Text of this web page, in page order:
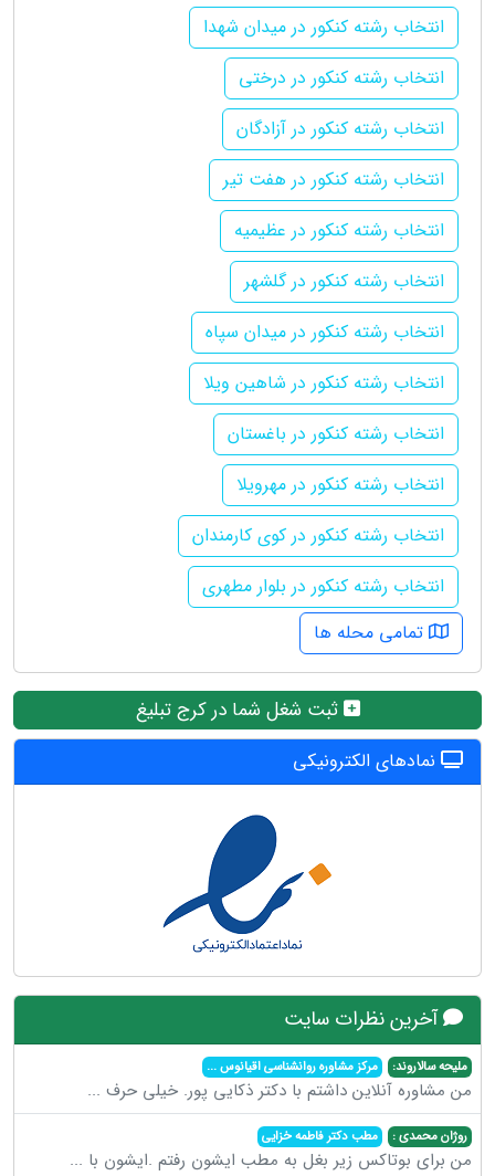
انتخاب رشته کنکور در میدان شهدا
انتخاب رشته کنکور در درختی
انتخاب رشته کنکور در آزادگان
انتخاب رشته کنکور در هفت تیر
انتخاب رشته کنکور در عظیمیه
انتخاب رشته کنکور در گلشهر
انتخاب رشته کنکور در میدان سپاه
انتخاب رشته کنکور در شاهین ویلا
انتخاب رشته کنکور در باغستان
انتخاب رشته کنکور در مهرویلا
انتخاب رشته کنکور در کوی کارمندان
انتخاب رشته کنکور در بلوار مطهری
تمامی محله ها
ثبت شغل شما در کرج تبلیغ
نمادهای الکترونیکی
آخرین نظرات سایت
ملیحه سالاروند: مرکز مشاوره روانشناسی اقیانوس...
من مشاوره آنلاین داشتم با دکتر ذکایی پور. خیلی حرف ...
روژان محمدی : مطب دکتر فاطمه خزایی
من برای بوتاکس زیر بغل به مطب ایشون رفتم .ایشون با ...